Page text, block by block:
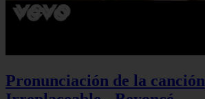
Pronunciación de la canción